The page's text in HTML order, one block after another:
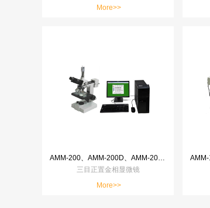
More>>
AMM-200、AMM-200D、AMM-200P、AMM-200T、AMM-200ST
三目正置金相显微镜
More>>